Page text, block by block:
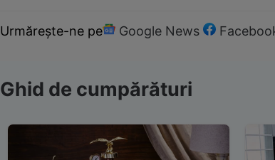
Urmărește-ne pe Google News
Ghid de cumpărături